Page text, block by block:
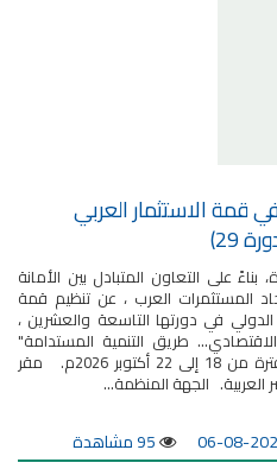
قمة الاستثمار العربي
29)
على التعاون المتبادل بين الأمانة
المستثمرات العرب ، عن تنظيم قمة
الدولي في دورتها التاسعة والعشرين ،
طريق التنمية المستدامة"
تفاصيل الفعالية: تاريخ الانعقاد: الفترة من 18 إلى 22 أكتوبر 2026م. مقر
العربية. الجهة المنظمة...
2026- 95 مشاهدة